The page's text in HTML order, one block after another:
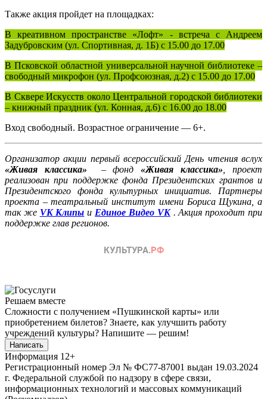
Также акция пройдет на площадках:
В креативном пространстве «Лофт» - встреча с Андреем
Задубровским (ул. Спортивная, д. 1Б) с 15.00 до 17.00
В Псковской областной универсальной научной библиотеке –
свободный микрофон (ул. Профсоюзная, д.2) с 15.00 до 17.00
В Сквере Искусств около Центральной городской библиотеки
– книжный праздник (ул. Конная, д.6) с 16.00 до 18.00
Вход свободный. Возрастное ограничение — 6+.
Организатор акции первый всероссийский День чтения вслух
«Живая классика» – фонд«Живая классика» , проект
реализован при поддержке фонда Президентских грантов и
Президентского фонда культурных инициатив. Партнеры
проекта – театральный институт имени Бориса Щукина, а
так же VK Клипы и Единое Видео VK. Акция проходит при
поддержке глав регионов.
Решаем вместе
Сложности с получением «Пушкинской карты» или
приобретением билетов? Знаете, как улучшить работу
учреждений культуры? Напишите — решим!
Написать
Информация 12+
Регистрационный номер Эл № ФС77-87001 выдан 19.03.2024
г. Федеральной службой по надзору в сфере связи,
информационных технологий и массовых коммуникаций